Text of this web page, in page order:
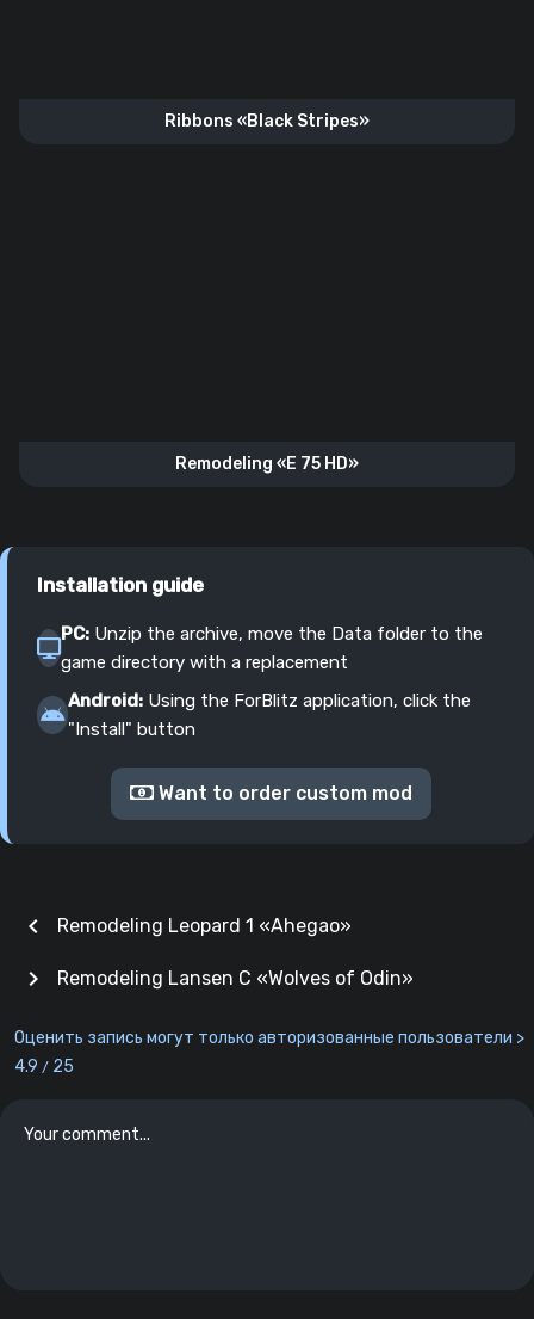
Ribbons «Black Stripes»
Remodeling «E 75 HD»
Installation guide
PC: Unzip the archive, move the Data folder to the
game directory with a replacement
Android: Using the ForBlitz application, click the
"Install" button
Want to order custom mod
chevron_left Remodeling Leopard 1 «Ahegao»
Remodeling Lansen C «Wolves of Odin»
chevron_right
Оценить запись могут только авторизованные пользователи >
4.9 / 25